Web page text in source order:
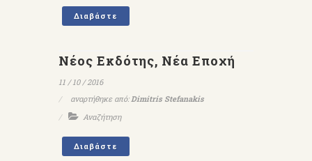
Διαβάστε
Νέος Εκδότης, Νέα Εποχή
11 / 10 / 2016
αναρτήθηκε από:Dimitris Stefanakis
Αναζήτηση
Διαβάστε